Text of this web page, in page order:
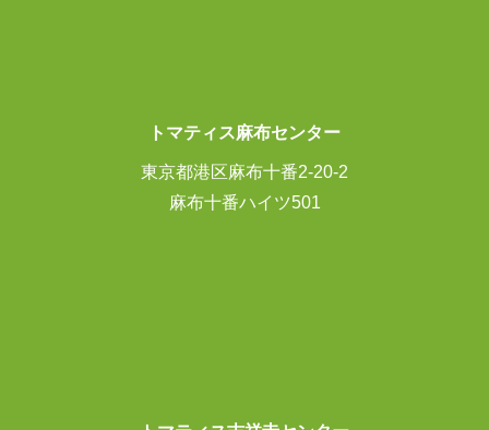
トマティス麻布センター
東京都港区麻布十番2-20-2
麻布十番ハイツ501